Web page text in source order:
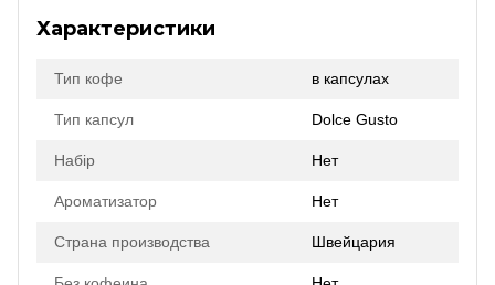
Характеристики
Тип кофе в капсулах
Тип капсул Dolce Gusto
Набір Нет
Ароматизатор Нет
Страна производства Швейцария